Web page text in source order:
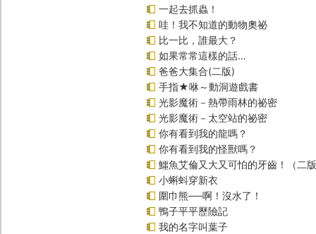
一起去抓蟲！
哇！我不知道的動物奧祕
比一比，誰最大？
如果常常這樣的話…
爸爸大集合(二版)
手指★咻～動洞遊戲書
光影魔術－熱帶雨林的祕密
光影魔術－太空站的祕密
你有看到我的龍嗎？
你有看到我的怪獸嗎？
鱷魚艾倫又大又可怕的牙齒！（二
小蝌蚪穿新衣
圍巾熊──啊！沒水了！
鴨子平平歷險記
我的名字叫葉子